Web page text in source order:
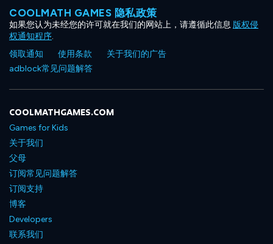
COOLMATH GAMES 隐私政策
如果您认为未经您的许可就在我们的网站上，请遵循此信息 版权侵
权通知程序.
领取通知
使用条款
关于我们的广告
adblock常见问题解答
COOLMATHGAMES.COM
Games for Kids
关于我们
父母
订阅常见问题解答
订阅支持
博客
Developers
联系我们